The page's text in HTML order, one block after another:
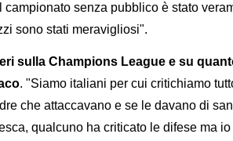
campionato senza pubblico è stato
sono stati meravigliosi".
sulla Champions League e su
. "Siamo italiani per cui critichiamo
che attaccavano e se le davano di
qualcuno ha criticato le difese ma